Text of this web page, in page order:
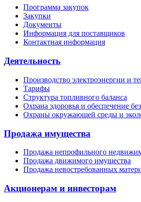
Программа закупок
Закупки
Документы
Информация для поставщиков
Контактная информация
Деятельность
Производство электроэнергии и
Тарифы
Структура топливного баланса
Охрана здоровья и обеспечение
Охраны окружающей среды и
Продажа имущества
Продажа непрофильного
Продажа движимого имущества
Продажа невостребованных
Акционерам и инвесторам